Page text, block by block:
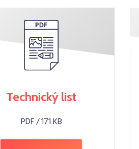
Technický list
PDF / 171 KB